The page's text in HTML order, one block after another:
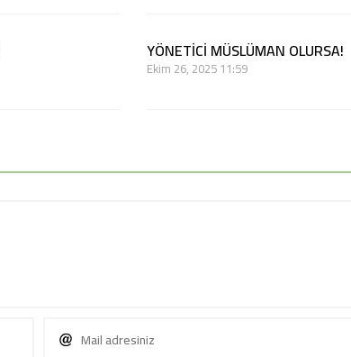
YÖNETİCİ MÜSLÜMAN OLURSA!
Ekim 26, 2025 11:59